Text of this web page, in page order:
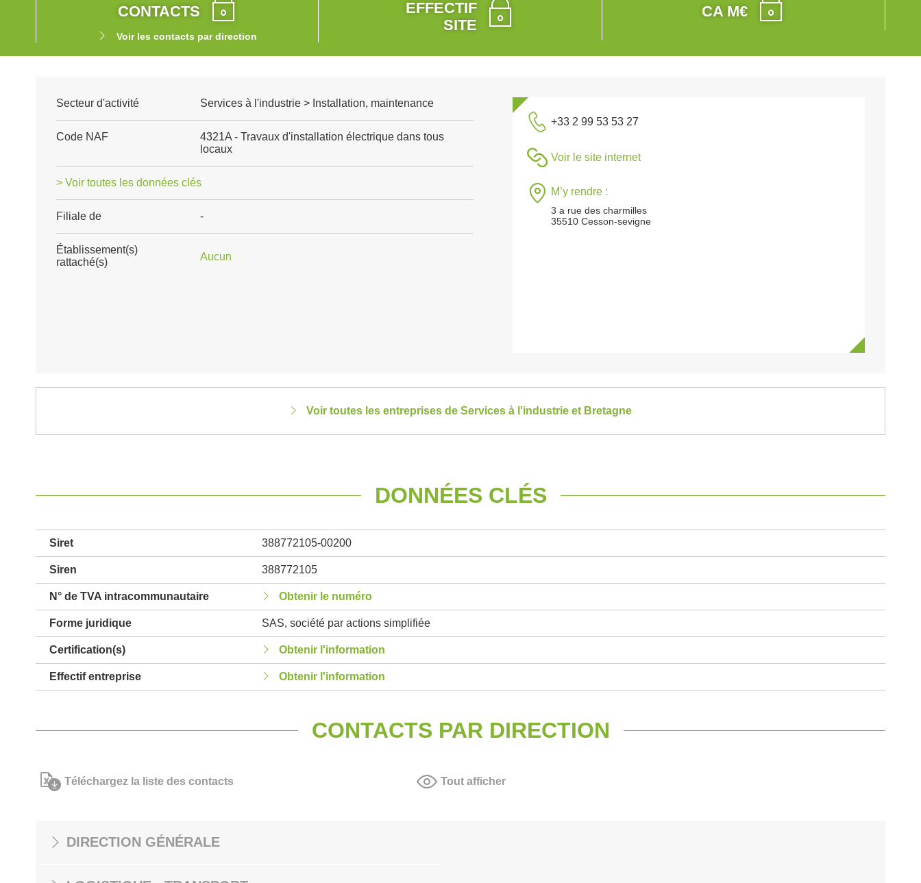
CONTACTS
Voir les contacts par direction
EFFECTIF
SITE
CA M€
Secteur d'activité Services à l'industrie > Installation, maintenance
Code NAF
4321A - Travaux d'installation électrique dans tous
locaux
> Voir toutes les données clés
Filiale de -
Établissement(s)
rattaché(s)
Aucun
+33 2 99 53 53 27
Voir le site internet
M’y rendre :
3 a rue des charmilles
35510 Cesson-sevigne
Voir toutes les entreprises de Services à l'industrie et Bretagne
DONNÉES CLÉS
Siret 388772105-00200
Siren 388772105
N° de TVA intracommunautaire Obtenir le numéro
Forme juridique SAS, société par actions simplifiée
Certification(s) Obtenir l'information
Effectif entreprise Obtenir l'information
CONTACTS PAR DIRECTION
Téléchargez la liste des contacts Tout afficher
DIRECTION GÉNÉRALE